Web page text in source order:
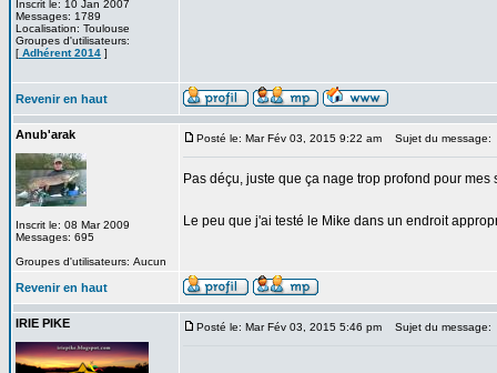
Inscrit le: 10 Jan 2007
Messages: 1789
Localisation: Toulouse
Groupes d'utilisateurs:
[ Adhérent 2014 ]
Revenir en haut
Anub'arak
Inscrit le: 08 Mar 2009
Messages: 695
Groupes d'utilisateurs: Aucun
Posté le: Mar Fév 03, 2015 9:22 am Sujet du message:
Pas déçu, juste que ça nage trop profond pour
Le peu que j'ai testé le Mike dans un endroit
Revenir en haut
IRIE PIKE Posté le: Mar Fév 03, 2015 5:46 pm Sujet du message: